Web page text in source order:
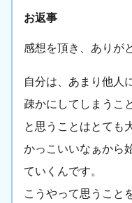
お返事
感想を頂き、ありが
自分は、あまり他人
疎かにしてしまうこ
と思うことはとても
かっこいいなぁから
ていくんです。
こうやって思うこと